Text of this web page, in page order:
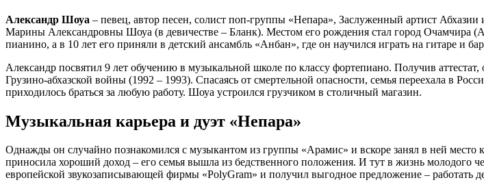
Александр Шоуа – певец, автор песен, солист поп-группы «Непара», Заслуженный артист
Марины Александровны Шоуа (в девичестве – Бланк). Местом его рождения стал город Очамчира
пианино, а в 10 лет его приняли в детский ансамбль «Анбан», где он научился играть на гитаре и
Александр посвятил 9 лет обучению в музыкальной школе по классу фортепиано. Получив
Грузино-абхазской войны (1992 – 1993). Спасаясь от смертельной опасности, семья переехала в
приходилось браться за любую работу. Шоуа устроился грузчиком в столичный магазин.
Музыкальная карьера и дуэт «Непара»
Однажды он случайно познакомился с музыкантом из группы «Арамис» и вскоре занял в ней
приносила хороший доход – его семья вышла из бедственного положения. И тут в жизнь молодого
европейской звукозаписывающей фирмы «PolyGram» и получил выгодное предложение – работать